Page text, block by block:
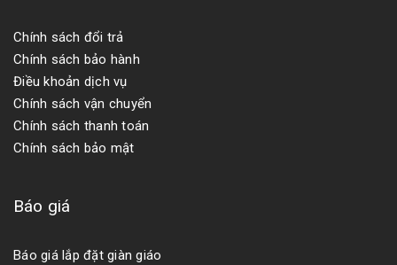
Chính sách đổi trả
Chính sách bảo hành
Điều khoản dịch vụ
Chính sách vận chuyển
Chính sách thanh toán
Chính sách bảo mật
Báo giá
Báo giá lắp đặt giàn giáo